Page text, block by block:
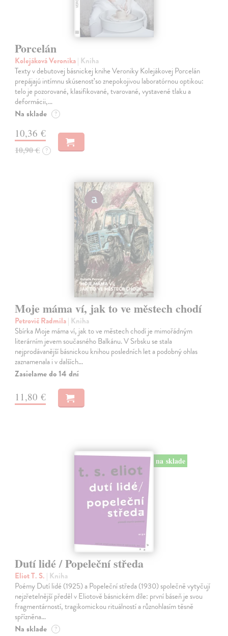
Porcelán
Kolejáková Veronika| Kniha
Texty v debutovej básnickej knihe Veroniky Kolejákovej Porcelán
prepájajú intímnu skúsenosť so znepokojivou laboratórnou optikou:
telo je pozorované, klasifikované, tvarované, vystavené tlaku a
deformácii,…
Na sklade ?
10,36 €
10,90 € ?
Moje máma ví, jak to ve městech chodí
Petrovič Radmila| Kniha
Sbírka Moje máma ví, jak to ve městech chodí je mimořádným
literárním jevem současného Balkánu. V Srbsku se stala
nejprodávanější básnickou knihou posledních let a podobný ohlas
zaznamenala i v dalších…
Zasielame do 14 dní
11,80 €
na sklade
Dutí lidé / Popeleční středa
Eliot T. S. | Kniha
Poémy Dutí lidé (1925) a Popeleční středa (1930) společně vytyčují
nejzřetelnější předěl v Eliotově básnickém díle: první báseň je svou
fragmentárností, tragikomickou rituálností a různohlasím těsně
spřízněna…
Na sklade ?